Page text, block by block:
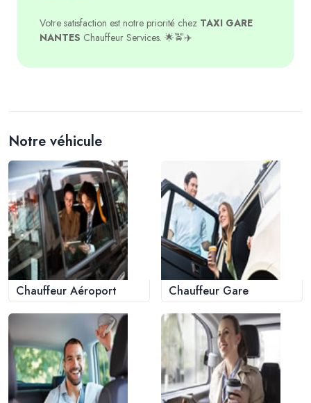
Votre satisfaction est notre priorité chez TAXI GARE
NANTES Chauffeur Services. 🌟🚖✈️
Notre véhicule
Chauffeur Aéroport Chauffeur Gare